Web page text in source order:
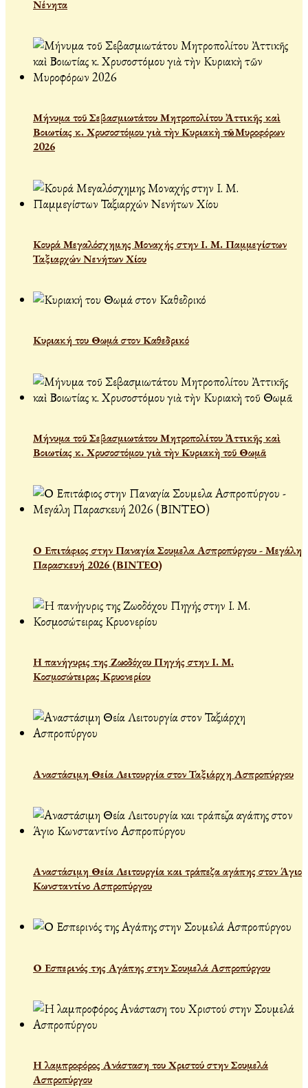
Νένητα
Μήνυμα τοῦ Σεβασμιωτάτου Μητροπολίτου Ἀττικῆς καὶ
Βοιωτίας κ. Χρυσοστόμου γιὰ τὴν Κυριακὴ τῶν Μυροφόρων
2026
Κουρά Μεγαλόσχημης Μοναχής στην Ι. Μ. Παμμεγίστων
Ταξιαρχών Νενήτων Χίου
Κυριακή του Θωμά στον Καθεδρικό
Μήνυμα τοῦ Σεβασμιωτάτου Μητροπολίτου Ἀττικῆς καὶ
Βοιωτίας κ. Χρυσοστόμου γιὰ τὴν Κυριακὴ τοῦ Θωμᾶ
Ο Επιτάφιος στην Παναγία Σουμελα Ασπροπύργου - Μεγάλη
Παρασκευή 2026 (ΒΙΝΤΕΟ)
Η πανήγυρις της Ζωοδόχου Πηγής στην Ι. Μ.
Κοσμοσώτειρας Κρυονερίου
Αναστάσιμη Θεία Λειτουργία στον Ταξιάρχη Ασπροπύργου
Αναστάσιμη Θεία Λειτουργία και τράπεζα αγάπης στον Άγιο
Κωνσταντίνο Ασπροπύργου
Ο Εσπερινός της Αγάπης στην Σουμελά Ασπροπύργου
Η λαμπροφόρος Ανάσταση του Χριστού στην Σουμελά
Ασπροπύργου